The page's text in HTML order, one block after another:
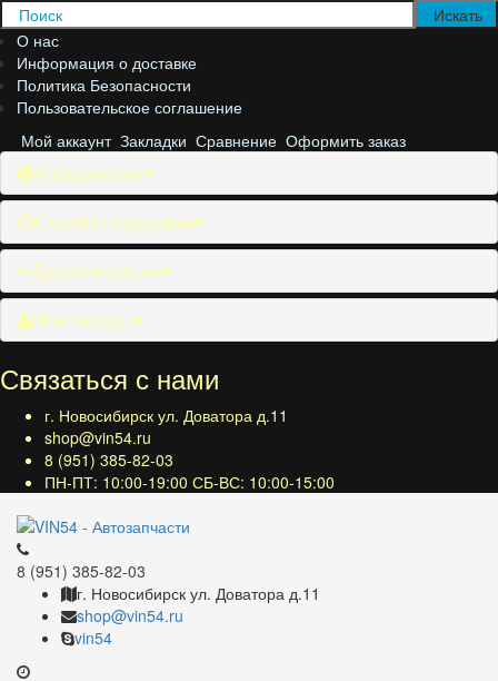
О нас
Информация о доставке
Политика Безопасности
Пользовательское соглашение
Мой аккаунт Закладки Сравнение Оформить заказ
Информация
Служба поддержки
Дополнительно
Мой аккаунт
Связаться с нами
г. Новосибирск ул. Доватора д.11
shop@vin54.ru
8 (951) 385-82-03
ПН-ПТ: 10:00-19:00 СБ-ВС: 10:00-15:00
8 (951) 385-82-03
г. Новосибирск ул. Доватора д.11
shop@vin54.ru
vin54